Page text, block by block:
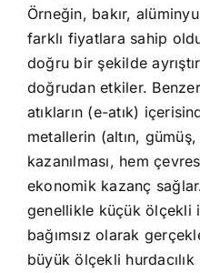
Örneğin, bakır,
farklı fiyatlara sahip
doğru bir şekilde
doğrudan etkiler.
atıkların (e-atık)
metallerin (altın,
kazanılması, hem
ekonomik kazanç
genellikle küçük ölçekli
bağımsız olarak
büyük ölçekli